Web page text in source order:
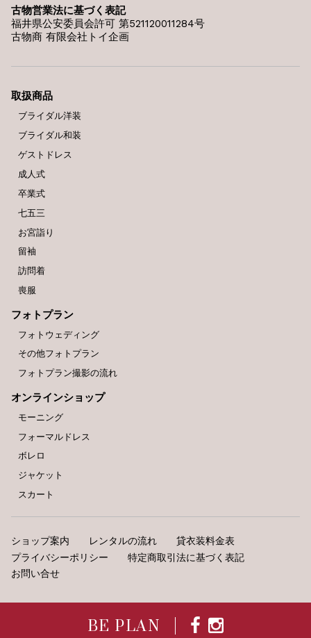
古物営業法に基づく表記
福井県公安委員会許可 第521120011284号
古物商 有限会社トイ企画
取扱商品
ブライダル洋装
ブライダル和装
ゲストドレス
成人式
卒業式
七五三
お宮詣り
留袖
訪問着
喪服
フォトプラン
フォトウェディング
その他フォトプラン
フォトプラン撮影の流れ
オンラインショップ
モーニング
フォーマルドレス
ボレロ
ジャケット
スカート
ショップ案内 レンタルの流れ
貸衣装料金表
プライバシーポリシー
特定商取引法に基づく表記
お問い合せ
BE PLAN